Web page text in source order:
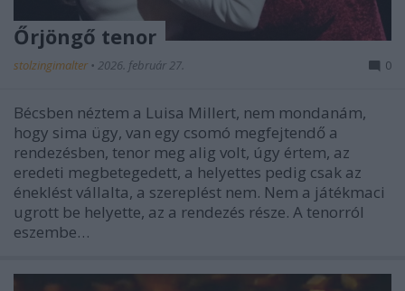
Őrjöngő tenor
stolzingimalter • 2026. február 27. 0
Bécsben néztem a Luisa Millert, nem mondanám,
hogy sima ügy, van egy csomó megfejtendő a
rendezésben, tenor meg alig volt, úgy értem, az
eredeti megbetegedett, a helyettes pedig csak az
éneklést vállalta, a szereplést nem. Nem a játékmaci
ugrott be helyette, az a rendezés része. A tenorról
eszembe…